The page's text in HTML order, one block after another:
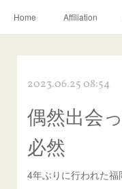
Home Affiliation
2023.06.25 08:54
偶然出会
必然
4年ぶりに行われた